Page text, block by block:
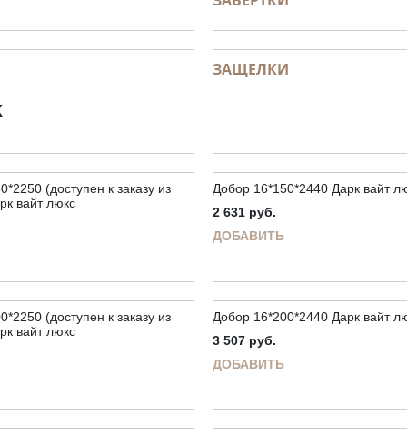
ЗАЩЕЛКИ
(доступен к заказу из
вайт люкс
Добор 16*150*2440 Дарк вайт
2 631 руб.
ДОБАВИТЬ
(доступен к заказу из
вайт люкс
Добор 16*200*2440 Дарк вайт
3 507 руб.
ДОБАВИТЬ